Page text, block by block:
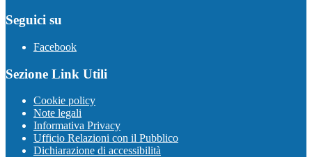
Seguici su
Facebook
Sezione Link Utili
Cookie policy
Note legali
Informativa Privacy
Ufficio Relazioni con il Pubblico
Dichiarazione di accessibilità